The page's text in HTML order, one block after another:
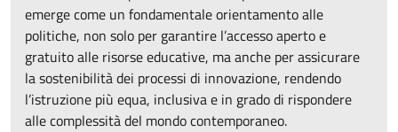
emerge come un fondamentale orientamento alle
politiche, non solo per garantire l’accesso aperto e
gratuito alle risorse educative, ma anche per assicurare
la sostenibilità dei processi di innovazione, rendendo
l’istruzione più equa, inclusiva e in grado di rispondere
alle complessità del mondo contemporaneo.